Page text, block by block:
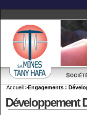
Accueil >Engagements :
Développement